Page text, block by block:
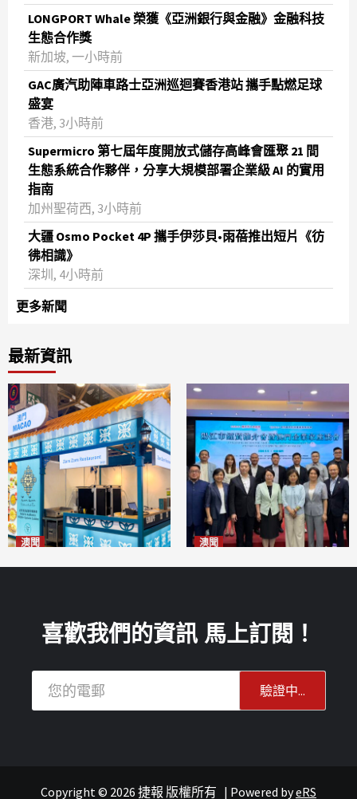
LONGPORT Whale 榮獲《亞洲銀行與金融》金融科技
生態合作獎
新加坡, 一小時前
GAC廣汽助陣車路士亞洲巡迴賽香港站 攜手點燃足球
盛宴
香港, 3小時前
Supermicro 第七屆年度開放式儲存高峰會匯聚 21 間
生態系統合作夥伴，分享大規模部署企業級 AI 的實用
指南
加州聖荷西, 3小時前
大疆 Osmo Pocket 4P 攜手伊莎貝•雨蓓推出短片《彷
彿相識》
深圳, 4小時前
更多新聞
最新資訊
澳聞 澳聞
喜歡我們的資訊 馬上訂閱！
Copyright © 2026 捷報 版權所有 | Powered byeRS